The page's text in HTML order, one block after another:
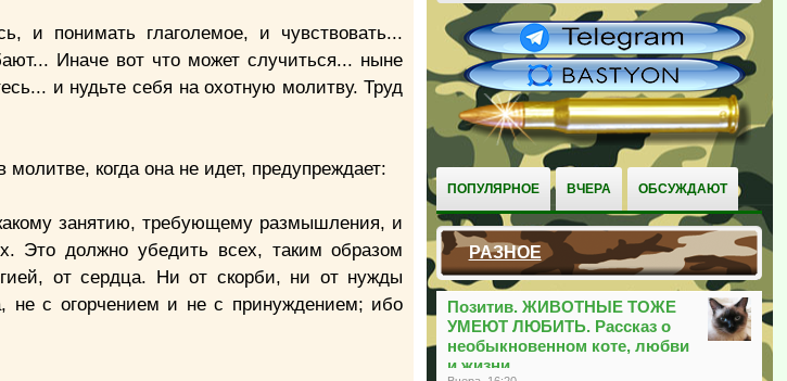
ПОПУЛЯРНОЕ ВЧЕРА ОБСУЖДАЮТ
РАЗНОЕ
Позитив. ЖИВОТНЫЕ ТОЖЕ
УМЕЮТ ЛЮБИТЬ. Рассказ о
необыкновенном коте, любви
и жизни
и понимать глаголемое, и чувствовать...
Иначе вот что может случиться... ныне
и нудьте себя на охотную молитву. Труд
когда она не идет, предупреждает:
занятию, требующему размышления, и
Это должно убедить всех, таким образом
от сердца. Ни от скорби, ни от нужды
с огорчением и не с принуждением; ибо